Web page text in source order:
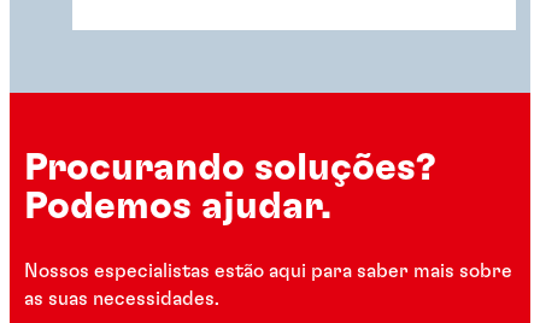
Procurando soluções?
Podemos ajudar.
Nossos especialistas estão aqui para saber mais sobre
as suas necessidades.